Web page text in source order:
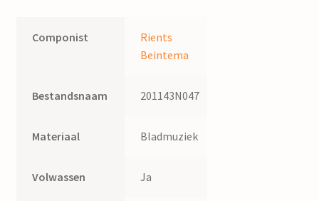
Componist
Rients
Beintema
Bestandsnaam 201143N047
Materiaal Bladmuziek
Volwassen Ja